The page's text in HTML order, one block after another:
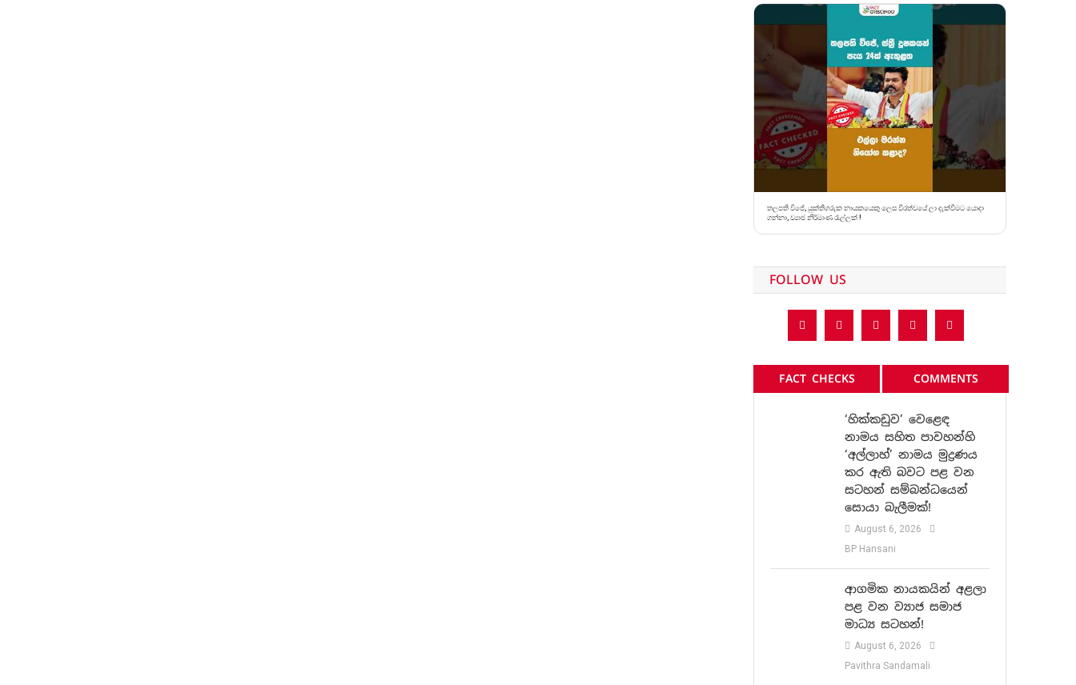
තලපති විජේ, යුක්තිගරුක නායකයෙකු ලෙස වීරත්වයේ ලා දැක්වීමට යොදා
ගන්නා, ව්‍යාජ නිර්මාණ රැල්ලක් !
FOLLOW US
FACT CHECKS COMMENTS
‘හික්කඩුව’ වෙළෙඳ
නාමය සහිත පාවහන්හි
‘අල්ලාහ්’ නාමය මුද්‍රණය
කර ඇති බවට පළ වන
සටහන් සම්බන්ධයෙන්
සොයා බැලීමක්!
August 6, 2026
BP Hansani
ආගමික නායකයින් අළලා
පළ වන ව්‍යාජ සමාජ
මාධ්‍ය සටහන්!
August 6, 2026
Pavithra Sandamali